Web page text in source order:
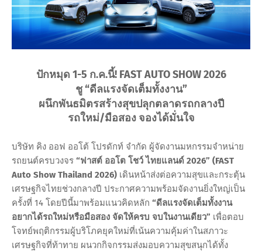
ปักหมุด 1-5 ก.ค.นี้! FAST AUTO SHOW 2026
ชู “ดีลแรงจัดเต็มทั้งงาน”
ผนึกพันธมิตรสร้างสุขปลุกตลาดรถกลางปี
รถใหม่/มือสอง จองได้มั่นใจ
บริษัท คิง ออฟ ออโต้ โปรดักท์ จำกัด ผู้จัดงานมหกรรมจำหน่าย
รถยนต์ครบวงจร “ฟาสต์ ออโต โชว์ ไทยแลนด์ 2026” (FAST
Auto Show Thailand 2026) เดินหน้าส่งต่อความสุขและกระตุ้น
เศรษฐกิจไทยช่วงกลางปี ประกาศความพร้อมจัดงานยิ่งใหญ่เป็น
ครั้งที่ 14 โดยปีนี้มาพร้อมแนวคิดหลัก “ดีลแรงจัดเต็มทั้งงาน
อยากได้รถใหม่หรือมือสอง จัดให้ครบ จบในงานเดียว” เพื่อตอบ
โจทย์พฤติกรรมผู้บริโภคยุคใหม่ที่เน้นความคุ้มค่าในสภาวะ
เศรษฐกิจที่ท้าทาย ผนวกกิจกรรมส่งมอบความสุขสนุกได้ทั้ง